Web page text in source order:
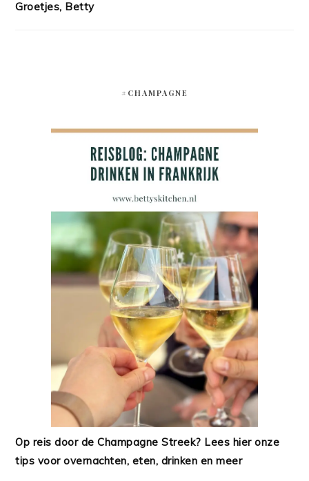
Groetjes, Betty
#CHAMPAGNE
Op reis door de Champagne Streek? Lees hier onze
tips voor overnachten, eten, drinken en meer